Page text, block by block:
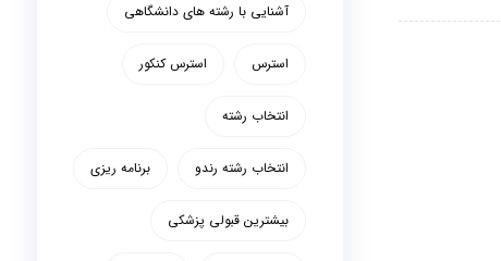
آشنایی با رشته های دانشگاهی
استرس استرس کنکور
انتخاب رشته
انتخاب رشته رندو برنامه ریزی
بیشترین قبولی پزشکی